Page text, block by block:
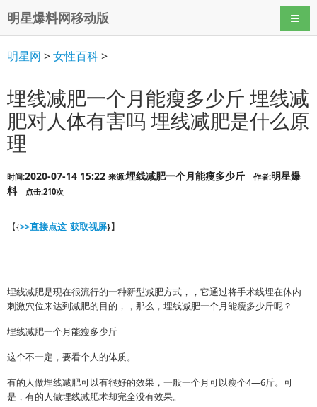
明星爆料网移动版 导航
明星网 >女性百科>
埋线减肥一个月能瘦多少斤 埋线减
肥对人体有害吗 埋线减肥是什么原
理
时间:2020-07-14 15:22 来源:埋线减肥一个月能瘦多少斤 作者:明星爆
料
点击:210次
【{>>直接点这_获取视屏}】
埋线减肥是现在很流行的一种新型减肥方式，，它通过将手术线埋在体内
刺激穴位来达到减肥的目的，，那么，埋线减肥一个月能瘦多少斤呢？
埋线减肥一个月能瘦多少斤
这个不一定，要看个人的体质。
有的人做埋线减肥可以有很好的效果，一般一个月可以瘦个4—6斤。可
是，有的人做埋线减肥术却完全没有效果。